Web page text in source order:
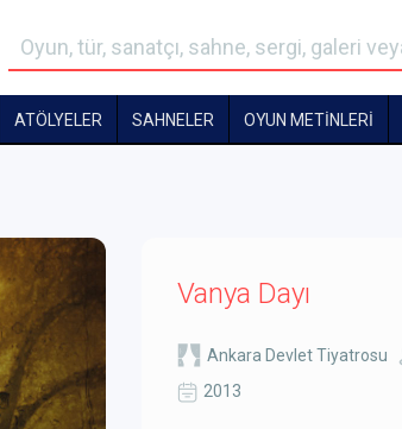
ATÖLYELER SAHNELER OYUN METİNLERİ
Vanya Dayı
Ankara Devlet Tiyatrosu
2013